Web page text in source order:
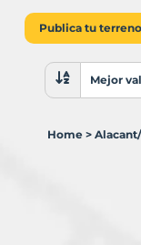
Publica tu terreno
OrdenarMejor
Home >